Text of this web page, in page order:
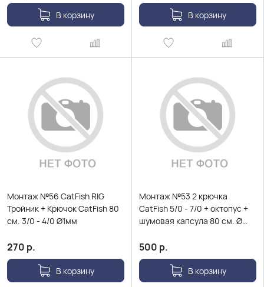
В корзину В корзину
Монтаж №56 CatFish RIG
Тройник + Крючок CatFish 80
см. 3/0 - 4/0 Ø1мм
270 р.
В корзину
Монтаж №53 2 крючка
CatFish 5/0 - 7/0 + октопус +
шумовая капсула 80 см. Ø
500 р.
В корзину